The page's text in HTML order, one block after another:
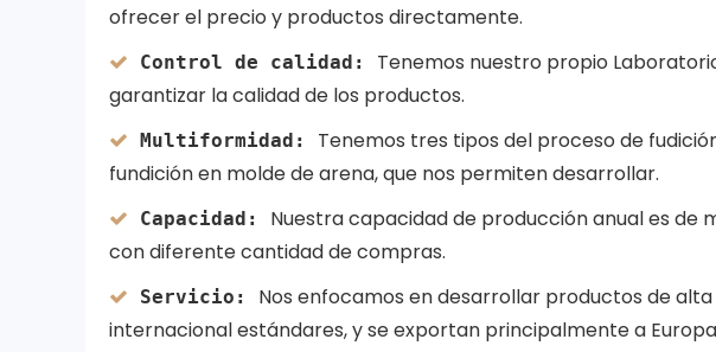
ofrecer el precio y productos directamente.
Control de calidad: Tenemos nuestro propio
garantizar la calidad de los productos.
Multiformidad: Tenemos tres tipos del proceso de
fundición en molde de arena, que nos permiten desarrollar.
Capacidad: Nuestra capacidad de producción anual es de
con diferente cantidad de compras.
Servicio: Nos enfocamos en desarrollar productos de
internacional estándares, y se exportan principalmente a